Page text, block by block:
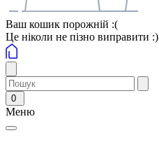
Ваш кошик порожній :(
Це ніколи не пізно виправити :)
0
Меню